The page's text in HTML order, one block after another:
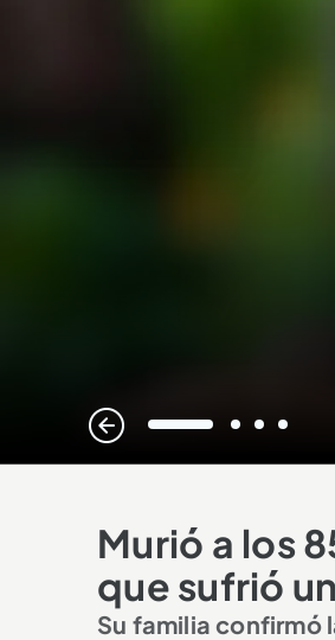
1 2 3 4
Murió a los
que sufrió
Su familia confirmó